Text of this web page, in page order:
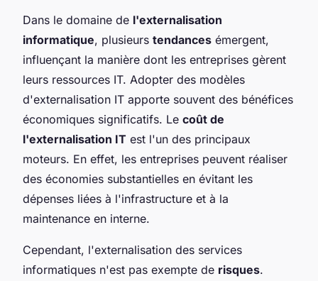
Dans le domaine de l'externalisation
informatique, plusieurs tendances émergent,
influençant la manière dont les entreprises gèrent
leurs ressources IT. Adopter des modèles
d'externalisation IT apporte souvent des bénéfices
économiques significatifs. Le coût de
l'externalisation IT est l'un des principaux
moteurs. En effet, les entreprises peuvent réaliser
des économies substantielles en évitant les
dépenses liées à l'infrastructure et à la
maintenance en interne.
Cependant, l'externalisation des services
informatiques n'est pas exempte de risques.